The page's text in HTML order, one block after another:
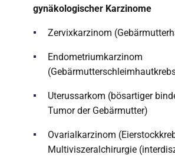
gynäkologischer Karzinome
Zervixkarzinom
Endometriumkarzinom
Uterussarkom (bösartiger
Tumor der Gebärmutter)
Ovarialkarzinom
Multiviszeralchirurgie